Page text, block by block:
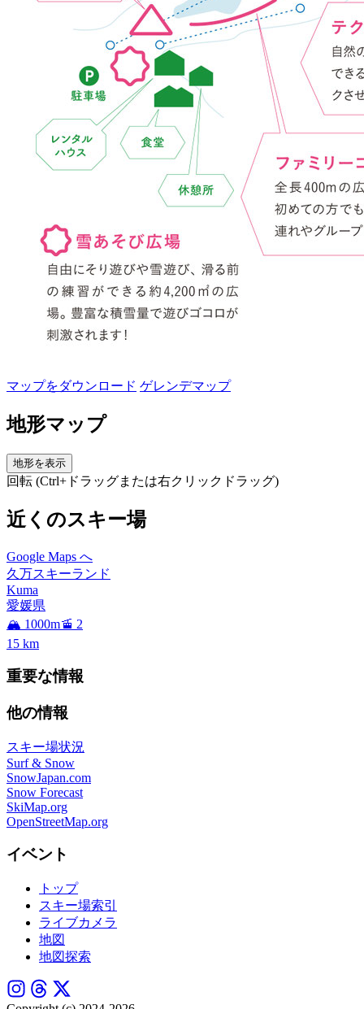
マップをダウンロード ゲレンデマップ
地形マップ
地形を表示
回転 (Ctrl+ドラッグまたは右クリックドラッグ)
近くのスキー場
Google Maps へ
久万スキーランド
Kuma
愛媛県
🏔️ 1000m🚡 2
15 km
重要な情報
他の情報
スキー場状況
Surf & Snow
SnowJapan.com
Snow Forecast
SkiMap.org
OpenStreetMap.org
イベント
トップ
スキー場索引
ライブカメラ
地図
地図探索